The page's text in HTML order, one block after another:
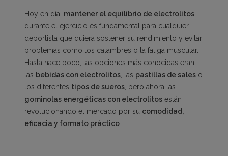
marcan la diferencia
¿Cómo y cuándo tomar gominolas de
electrolitos?
¿Merecen la pena las gominolas de electrolitos?
Hoy en día, mantener el equilibrio de electrolitos
durante el ejercicio es fundamental para cualquier
deportista que quiera sostener su rendimiento y evitar
problemas como los calambres o la fatiga muscular.
Hasta hace poco, las opciones más conocidas eran
las bebidas con electrolitos , las pastillas de sales o
los diferentes tipos de sueros , pero ahora las
gominolas energéticas con electrolitos están
revolucionando el mercado por su comodidad,
eficacia y formato práctico